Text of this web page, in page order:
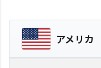
アメリカ